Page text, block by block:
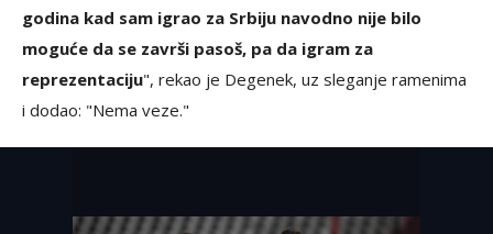
godina kad sam igrao za Srbiju navodno nije bilo
moguće da se završi pasoš, pa da igram za
reprezentaciju", rekao je Degenek, uz sleganje ramenima
i dodao: "Nema veze."